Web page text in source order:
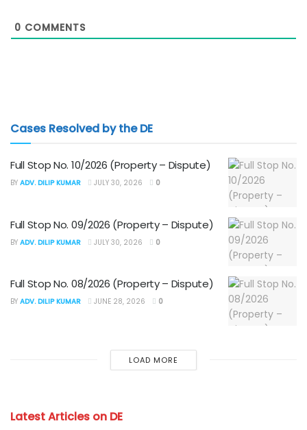
0 COMMENTS
Cases Resolved by the DE
Full Stop No. 10/2026 (Property – Dispute)
BY ADV. DILIP KUMAR JULY 30, 2026 0
Full Stop No. 09/2026 (Property – Dispute)
BY ADV. DILIP KUMAR JULY 30, 2026 0
Full Stop No. 08/2026 (Property – Dispute)
BY ADV. DILIP KUMAR JUNE 28, 2026 0
LOAD MORE
Latest Articles on DE